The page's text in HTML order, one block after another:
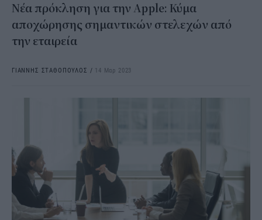
Νέα πρόκληση για την Apple: Κύμα
αποχώρησης σημαντικών στελεχών από
την εταιρεία
ΓΙΑΝΝΗΣ ΣΤΑΘΟΠΟΥΛΟΣ / 14 Μαρ 2023